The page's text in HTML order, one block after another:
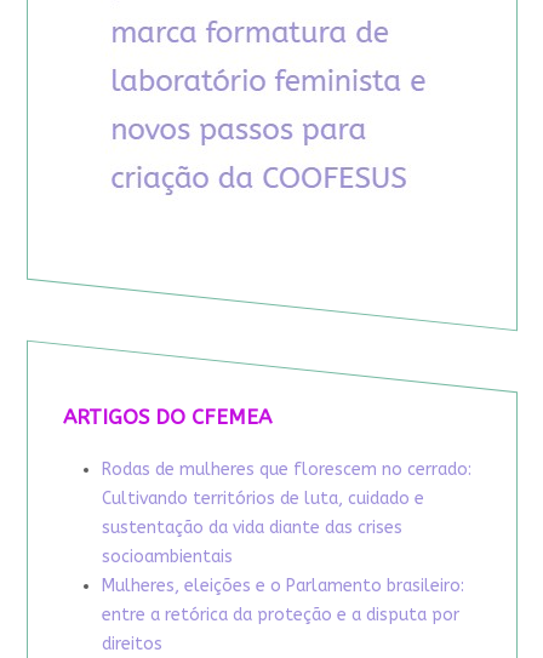
ARTIGOS DO CFEMEA
Rodas de mulheres que florescem no cerrado:
Cultivando territórios de luta, cuidado e
sustentação da vida diante das crises
socioambientais
Mulheres, eleições e o Parlamento brasileiro:
entre a retórica da proteção e a disputa por
direitos